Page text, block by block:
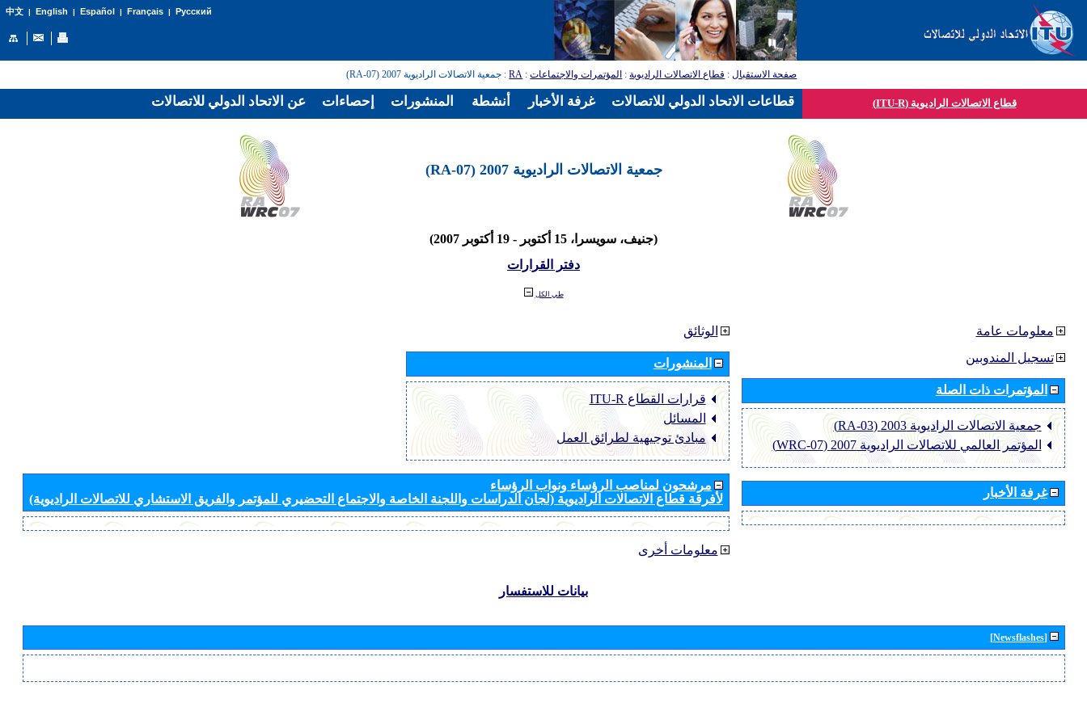
中文| English | Español | Français| Русский
صفحة الاستقبال: قطاع الاتصالات الراديوية: المؤتمرات والاجتماعات:
RA: جمعية الاتصالات الراديوية 2007 (RA-07)
قطاع الاتصالات الراديوية (ITU-R)
جمعية الاتصالات الراديوية 2007 (RA-07)
(جنيف، سويسرا، 15 أكتوبر - 19 أكتوبر 2007)
دفتر القرارات
طي الكل
الوثائق
المنشورات
قرارات القطاع ‏ITU-R
المسائل
مبادئ توجيهية لطرائق العمل
مرشحون لمناصب الرؤساء ونواب الرؤساء
لأفرقة قطاع الاتصالات الراديوية (لجان الدراسات واللجنة الخاصة والاجتماع التحضيري للمؤتمر والفريق الاستشاري للاتصالات الراديوية)
معلومات أخرى
معلومات عامة
تسجيل المندوبين
المؤتمرات ذات الصلة
جمعية الاتصالات الراديوية 2003 (RA-03)
المؤتمر العالمي للاتصالات الراديوية 2007 (WRC-07)
غرفة الأخبار
بيانات للاستفسار
[Newsflashes]
عن الاتحاد الدولي للاتصالات إحصاءات المنشورات أنشطة غرفة الأخبار قطاعات الاتحاد الدولي للاتصالات